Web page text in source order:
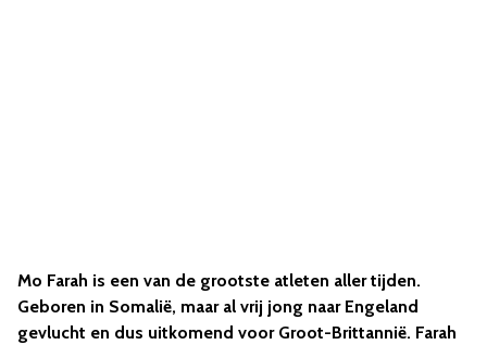
Mo Farah is een van de grootste atleten aller tijden.
Geboren in Somalië, maar al vrij jong naar Engeland
gevlucht en dus uitkomend voor Groot-Brittannië. Farah